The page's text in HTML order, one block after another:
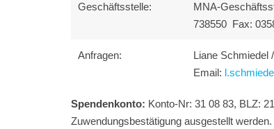
Geschäftsstelle:
MNA-
738550 Fax:
Anfragen:
Liane Schmiedel
Email:
Spendenkonto: Konto-Nr: 31 08 83, BLZ:
Zuwendungsbestätigung ausgestellt